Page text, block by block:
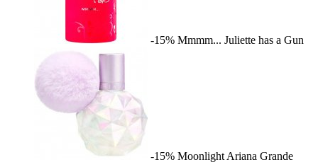
-15% Mmmm... Juliette has a Gun
-15% Moonlight Ariana Grande